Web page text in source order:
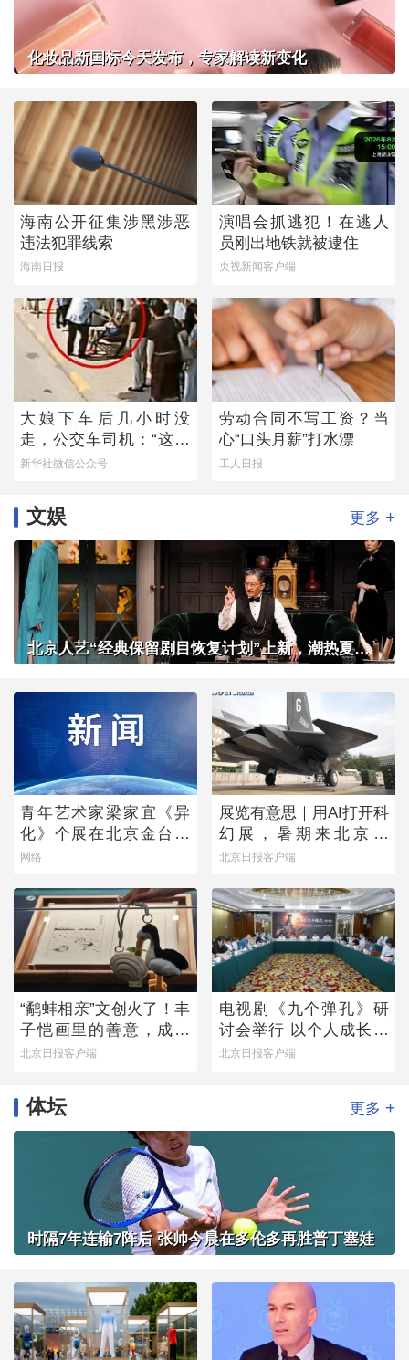
化妆品新国标今天发布，专家解读新变化
海南公开征集涉黑涉恶
违法犯罪线索
海南日报
演唱会抓逃犯！在逃人
员刚出地铁就被逮住
央视新闻客户端
大娘下车后几小时没
走，公交车司机：“这不
对劲！”
新华社微信公众号
劳动合同不写工资？当
心“口头月薪”打水漂
工人日报
文娱 更多 +
北京人艺“经典保留剧目恢复计划”上新，潮热夏夜下起一场“雷雨”
青年艺术家梁家宜《异
化》个展在北京金台艺
术馆启幕：以先锋艺术
成”的时代命题
网络
展览有意思｜用AI打开科
幻展，暑期来北京体
验“南天门计划”科幻装备
北京日报客户端
“鹬蚌相亲”文创火了！丰
子恺画里的善意，成了
可以随身携带的治愈感
北京日报客户端
电视剧《九个弹孔》研
讨会举行 以个人成长书
写信仰力量
北京日报客户端
体坛 更多 +
时隔7年连输7阵后 张帅今晨在多伦多再胜普丁塞娃